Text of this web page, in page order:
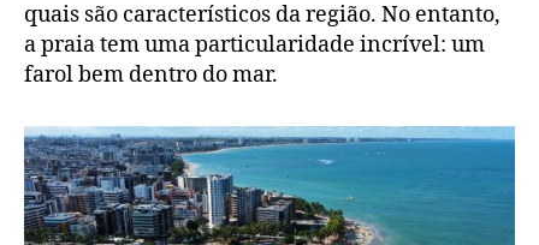
quais são característicos da região. No entanto,
a praia tem uma particularidade incrível: um
farol bem dentro do mar.